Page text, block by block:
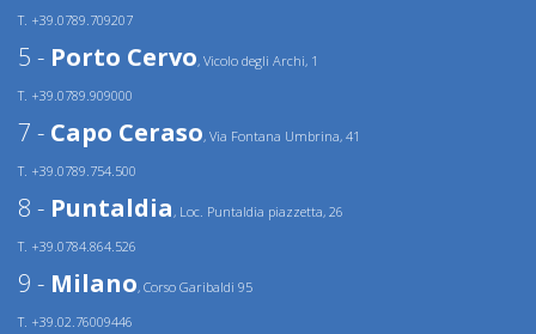
T. +39.0789.709207
5 - Porto Cervo, Vicolo degli Archi, 1
T. +39.0789.909000
7 - Capo Ceraso, Via Fontana Umbrina, 41
T. +39.0789.754.500
8 - Puntaldia, Loc. Puntaldia piazzetta, 26
T. +39.0784.864.526
9 - Milano, Corso Garibaldi 95
T. +39.02.76009446